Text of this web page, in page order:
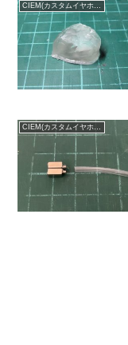
CIEM(カスタムイヤホン)